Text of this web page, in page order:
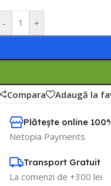
- +
Compara Adaugă la
Plătește online
Netopia Payments
Transport Gratuit
La comenzi de +300 lei